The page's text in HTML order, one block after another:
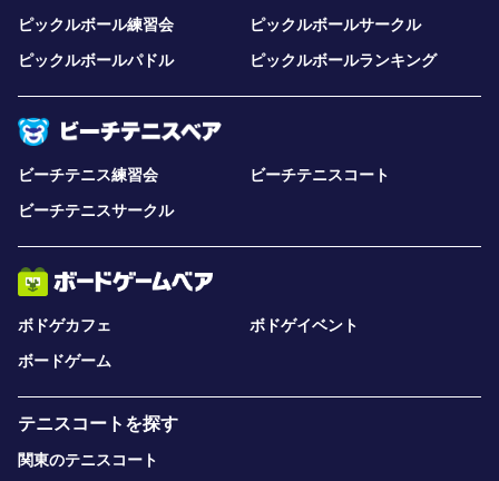
ピックルボール練習会
ピックルボールサークル
ピックルボールパドル
ピックルボールランキング
ビーチテニス練習会
ビーチテニスコート
ビーチテニスサークル
ボドゲカフェ
ボドゲイベント
ボードゲーム
テニスコートを探す
関東のテニスコート